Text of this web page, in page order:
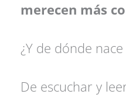
merecen más
¿Y de dónde
De escuchar y